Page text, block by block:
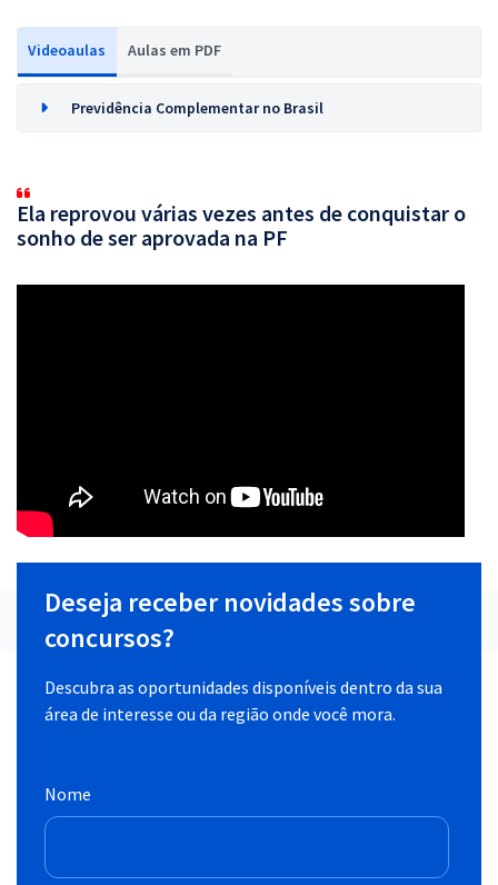
Videoaulas Aulas em PDF
Previdência Complementar no Brasil
Ela reprovou várias vezes antes de conquistar o
sonho de ser aprovada na PF
Deseja receber novidades sobre
concursos?
Descubra as oportunidades disponíveis dentro da sua
área de interesse ou da região onde você mora.
Nome